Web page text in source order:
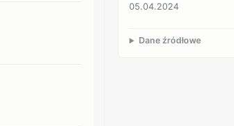
05.04.2024
Dane źródłowe